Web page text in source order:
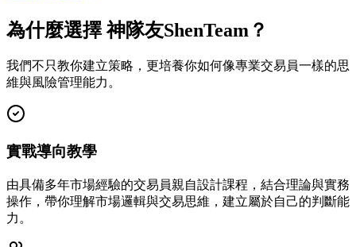
為什麼選擇 神隊友ShenTeam？
我們不只教你建立策略，更培養你如何像專業交易員一樣的思
維與風險管理能力。
實戰導向教學
由具備多年市場經驗的交易員親自設計課程，結合理論與實務
操作，帶你理解市場邏輯與交易思維，建立屬於自己的判斷能
力。